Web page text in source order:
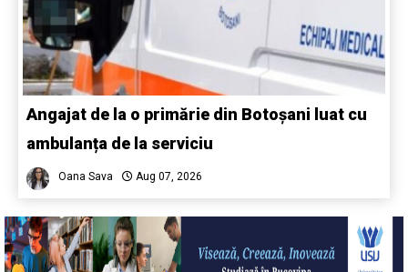
Angajat de la o primărie din Botoșani luat cu
ambulanța de la serviciu
Oana Sava Aug 07, 2026